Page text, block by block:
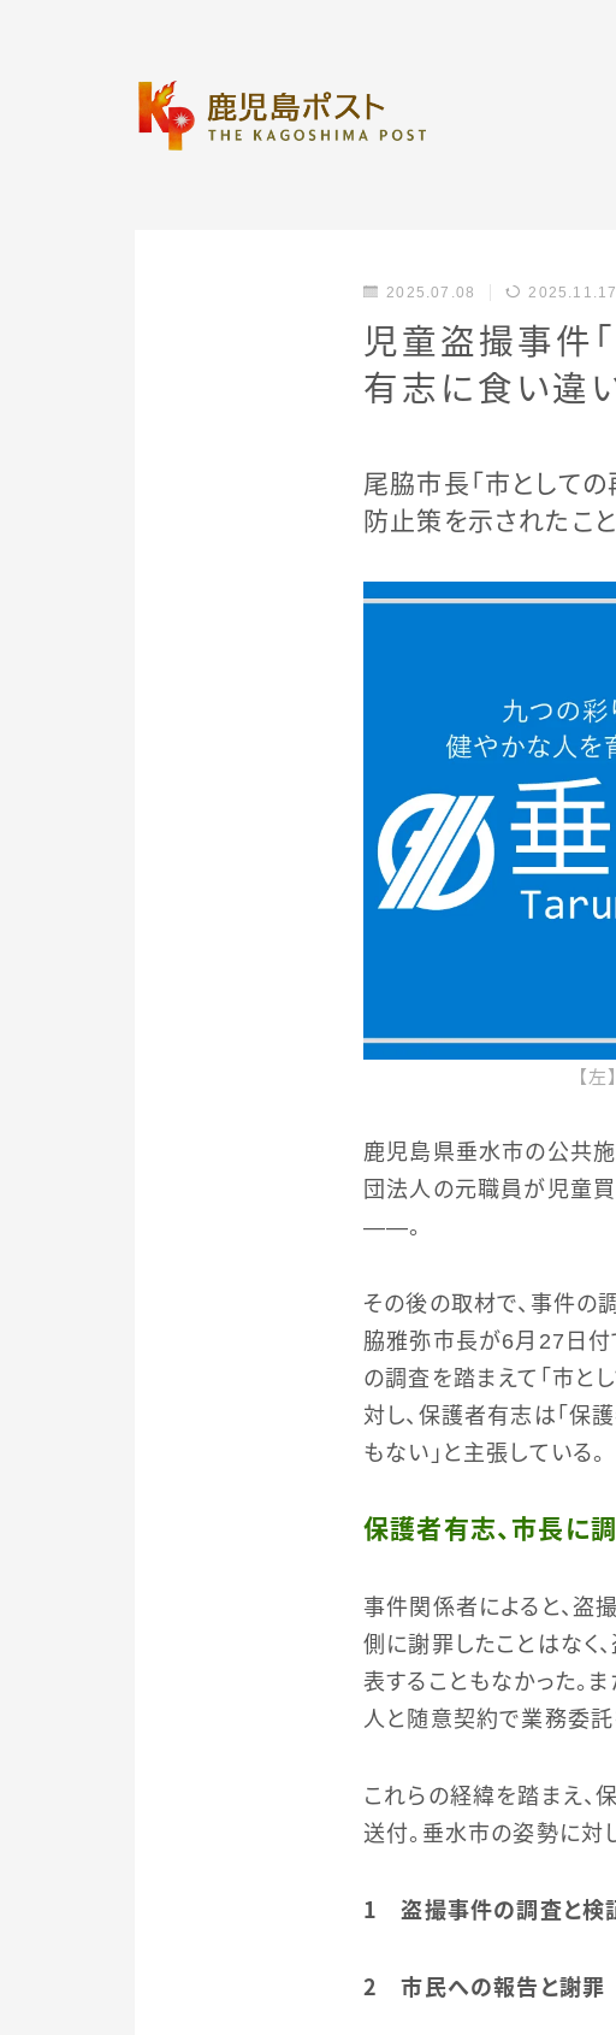
2025.07.08 2025.11.17
児童盗撮事件
有志に食い違
尾脇市長「市として
防止策を示されたこ
【
鹿児島県垂水市の公共
団法人の元職員が児童
――。
その後の取材で、事件の
脇雅弥市長が6月27日付
の調査を踏まえて「市と
対し、保護者有志は「保
もない」と主張している。
保護者有志、市長に
事件関係者によると、盗
側に謝罪したことはなく
表することもなかった。
人と随意契約で業務委託
これらの経緯を踏まえ、
送付。垂水市の姿勢に対
１ 盗撮事件の調査と検
２ 市民への報告と謝罪